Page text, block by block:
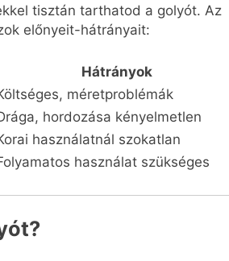
tisztán tarthatod a golyót. Az
előnyeit-hátrányait:
Hátrányok
méretproblémák
hordozása kényelmetlen
használatnál szokatlan
használat szükséges